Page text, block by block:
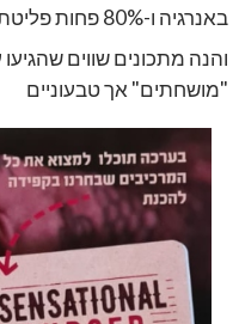
באנרגיה ו-80% פחות פליטת גזי פחמן.
והנה מתכונים שווים
"מושחתים" אך טבעוניים